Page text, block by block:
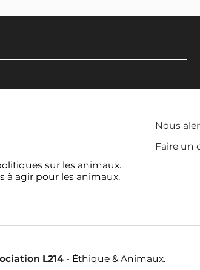
sur les animaux.
à agir pour les animaux.
Nous
Faire un
L214 - Éthique & Animaux.